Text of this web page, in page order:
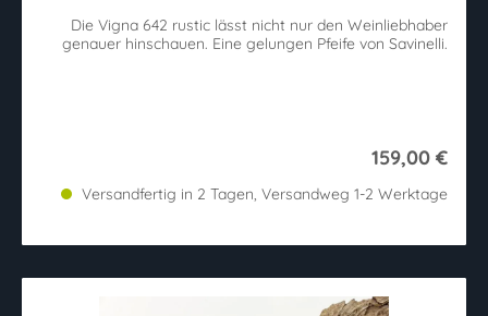
Die Vigna 642 rustic lässt nicht nur den Weinliebhaber
genauer hinschauen. Eine gelungen Pfeife von Savinelli.
159,00 €
Versandfertig in 2 Tagen, Versandweg 1-2 Werktage